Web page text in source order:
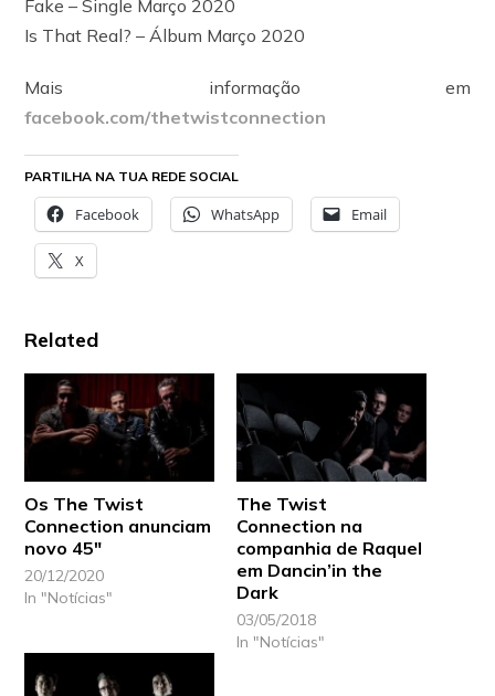
Fake – Single Março 2020
Is That Real? – Álbum Março 2020
Mais informação em
facebook.com/thetwistconnection
PARTILHA NA TUA REDE SOCIAL
Facebook WhatsApp Email
X
Related
Os The Twist
Connection anunciam
novo 45″
20/12/2020
In "Notícias"
The Twist
Connection na
companhia de Raquel
em Dancin’in the
Dark
03/05/2018
In "Notícias"